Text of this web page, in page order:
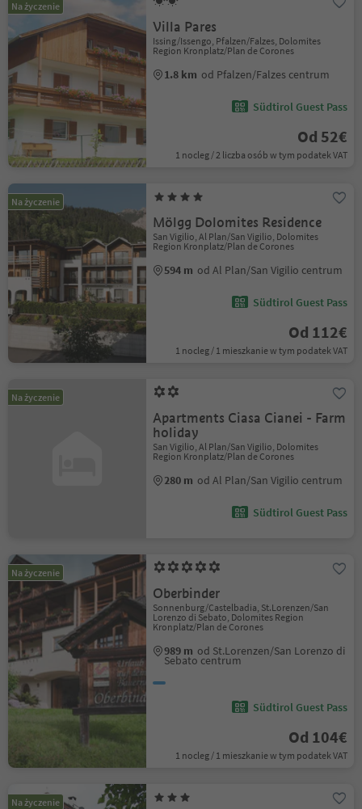
Na życzenie
Villa Pares
Issing/Issengo, Pfalzen/Falzes, Dolomites
Region Kronplatz/Plan de Corones
1.8 km od Pfalzen/Falzes centrum
Südtirol Guest Pass
Od 52€
1 nocleg / 2 liczba osób w tym podatek VAT
Na życzenie
Mölgg Dolomites Residence
San Vigilio, Al Plan/San Vigilio, Dolomites
Region Kronplatz/Plan de Corones
594 m od Al Plan/San Vigilio centrum
Südtirol Guest Pass
Od 112€
1 nocleg / 1 mieszkanie w tym podatek VAT
Na życzenie
Apartments Ciasa Cianei - Farm
holiday
San Vigilio, Al Plan/San Vigilio, Dolomites
Region Kronplatz/Plan de Corones
280 m od Al Plan/San Vigilio centrum
Südtirol Guest Pass
Na życzenie
Oberbinder
Sonnenburg/Castelbadia, St.Lorenzen/San
Lorenzo di Sebato, Dolomites Region
Kronplatz/Plan de Corones
989 m od St.Lorenzen/San Lorenzo di
Sebato centrum
Südtirol Guest Pass
Od 104€
1 nocleg / 1 mieszkanie w tym podatek VAT
Na życzenie